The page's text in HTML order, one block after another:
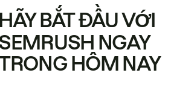
HÃY BẮT ĐẦU VỚI
NGAY
HÔM NAY